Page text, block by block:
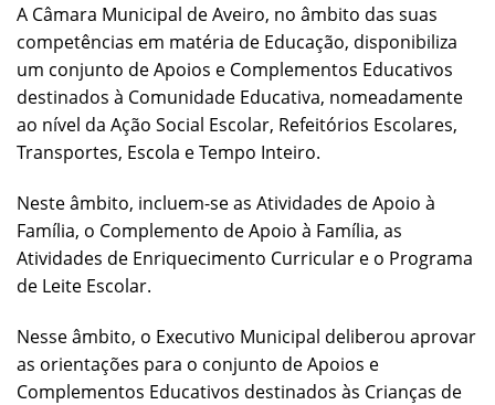
A Câmara Municipal de Aveiro, no âmbito das suas
competências em matéria de Educação, disponibiliza
um conjunto de Apoios e Complementos Educativos
destinados à Comunidade Educativa, nomeadamente
ao nível da Ação Social Escolar, Refeitórios Escolares,
Transportes, Escola e Tempo Inteiro.
Neste âmbito, incluem-se as Atividades de Apoio à
Família, o Complemento de Apoio à Família, as
Atividades de Enriquecimento Curricular e o Programa
de Leite Escolar.
Nesse âmbito, o Executivo Municipal deliberou aprovar
as orientações para o conjunto de Apoios e
Complementos Educativos destinados às Crianças de